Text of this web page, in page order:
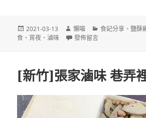
發
佈
2021-03-13
作
者
懶喵
分
食記分享 、 鹽酥
食 、 宵夜 、滷味 在〈[新竹]老饕滷味 新竹
發佈留言
[新竹]張家滷味 巷弄